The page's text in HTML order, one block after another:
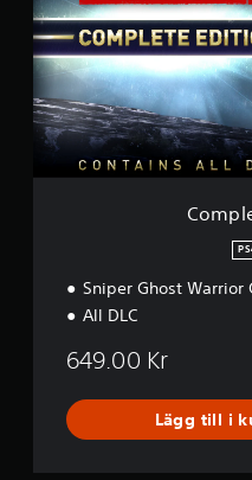
l
e
t
e
E
d
i
Sniper Ghost Warrior
All DLC
649.00 Kr
Lägg till i